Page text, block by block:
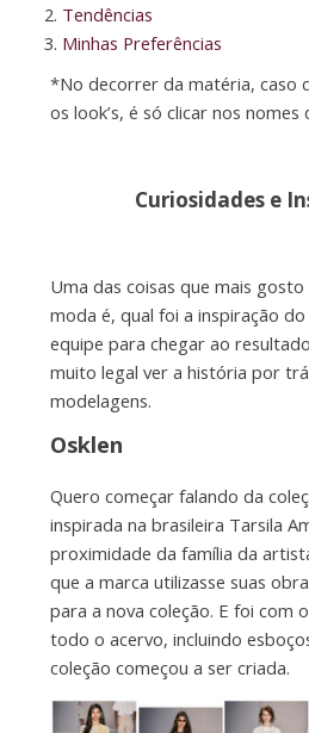
Tendências
Minhas Preferências
*No decorrer da matéria, caso
os look’s, é só clicar nos nomes
Curiosidades e
Uma das coisas que mais
moda é, qual foi a inspiração
equipe para chegar ao
muito legal ver a história por
modelagens.
Osklen
Quero começar falando da
inspirada na brasileira Tarsila
proximidade da família da
que a marca utilizasse suas
para a nova coleção. E foi com
todo o acervo, incluindo
coleção começou a ser criada.